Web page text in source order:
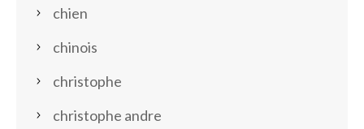
chien
chinois
christophe
christophe andre